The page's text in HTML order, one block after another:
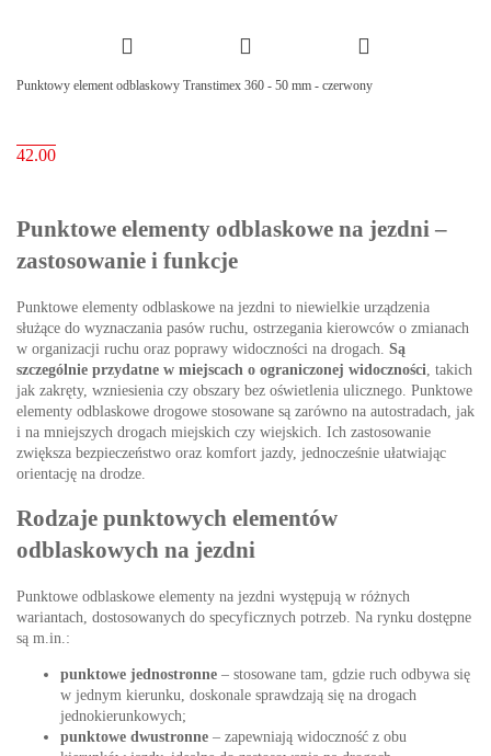
Punktowy element odblaskowy Transtimex 360 - 50 mm - czerwony
42.00
Punktowe elementy odblaskowe na jezdni –
zastosowanie i funkcje
Punktowe elementy odblaskowe na jezdni to niewielkie urządzenia
służące do wyznaczania pasów ruchu, ostrzegania kierowców o zmianach
w organizacji ruchu oraz poprawy widoczności na drogach. Są
szczególnie przydatne w miejscach o ograniczonej widoczności , takich
jak zakręty, wzniesienia czy obszary bez oświetlenia ulicznego. Punktowe
elementy odblaskowe drogowe stosowane są zarówno na autostradach, jak
i na mniejszych drogach miejskich czy wiejskich. Ich zastosowanie
zwiększa bezpieczeństwo oraz komfort jazdy, jednocześnie ułatwiając
orientację na drodze.
Rodzaje punktowych elementów
odblaskowych na jezdni
Punktowe odblaskowe elementy na jezdni występują w różnych
wariantach, dostosowanych do specyficznych potrzeb. Na rynku dostępne
są m.in.:
punktowe jednostronne – stosowane tam, gdzie ruch odbywa się
w jednym kierunku, doskonale sprawdzają się na drogach
jednokierunkowych;
punktowe dwustronne – zapewniają widoczność z obu